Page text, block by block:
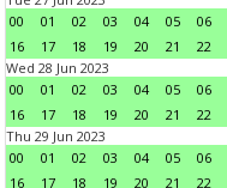
00
01 02 03 04 05 06
16
17 18 19 20 21 22
Wed 28 Jun 2023
00
01 02 03 04 05 06
16
17 18 19 20 21 22
Thu 29 Jun 2023
00
01 02 03 04 05 06
16
17 18 19 20 21 22